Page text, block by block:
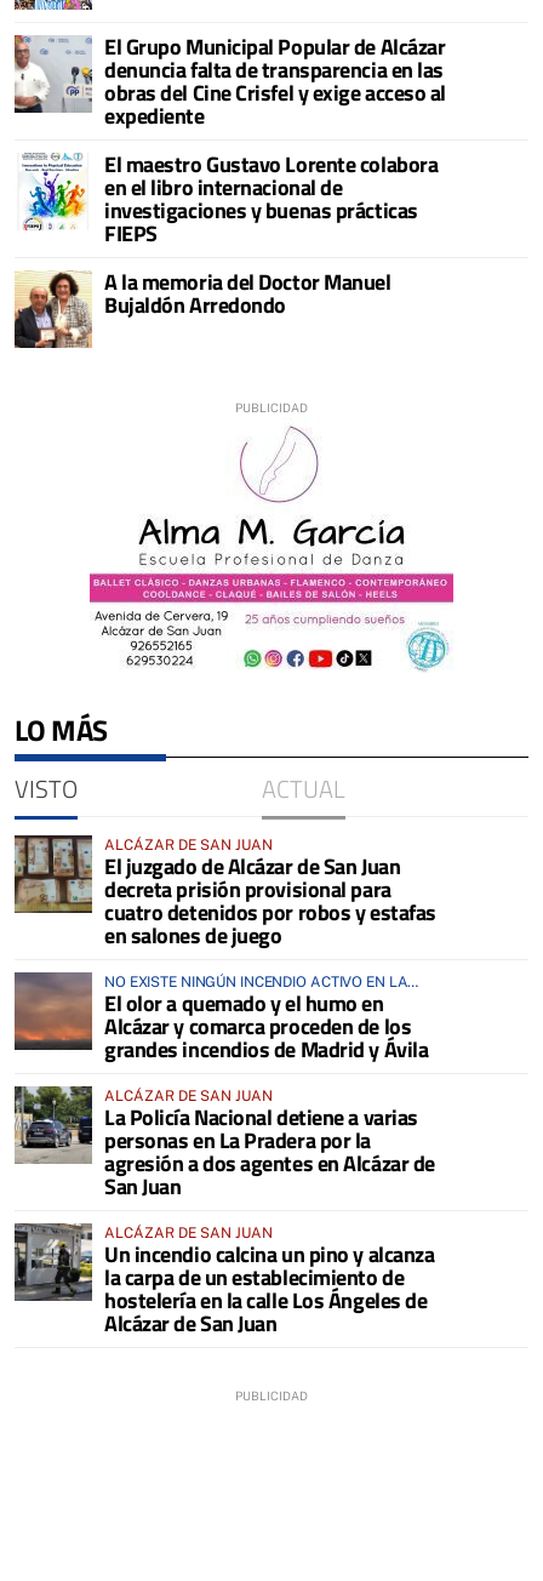
El Grupo Municipal Popular de Alcázar
denuncia falta de transparencia en las
obras del Cine Crisfel y exige acceso al
expediente
El maestro Gustavo Lorente colabora
en el libro internacional de
investigaciones y buenas prácticas
FIEPS
A la memoria del Doctor Manuel
Bujaldón Arredondo
LO MÁS
VISTO ACTUAL
ALCÁZAR DE SAN JUAN
El juzgado de Alcázar de San Juan
decreta prisión provisional para
cuatro detenidos por robos y estafas
en salones de juego
NO EXISTE NINGÚN INCENDIO ACTIVO EN LA
COMARCA
El olor a quemado y el humo en
Alcázar y comarca proceden de los
grandes incendios de Madrid y Ávila
ALCÁZAR DE SAN JUAN
La Policía Nacional detiene a varias
personas en La Pradera por la
agresión a dos agentes en Alcázar de
San Juan
ALCÁZAR DE SAN JUAN
Un incendio calcina un pino y alcanza
la carpa de un establecimiento de
hostelería en la calle Los Ángeles de
Alcázar de San Juan